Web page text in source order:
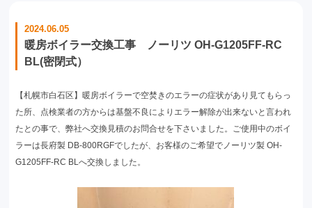
2024.06.05
暖房ボイラー交換工事 ノーリツ OH-G1205FF-RC
BL(密閉式）
【札幌市白石区】暖房ボイラーで空焚きのエラーの症状があり見てもらっ
た所、点検業者の方からは基盤不良によりエラー解除が出来ないと言われ
たとの事で、弊社へ交換見積のお問合せを下さいました。ご使用中のボイ
ラーは長府製 DB-800RGFでしたが、お客様のご希望でノーリツ製 OH-
G1205FF-RC BLへ交換しました。